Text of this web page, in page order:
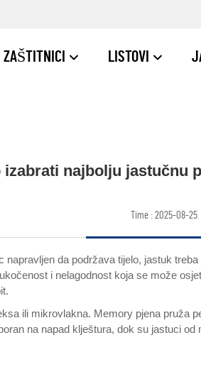
ZAŠTITNICI LISTOVI
izabrati najbolju jastučnu
Time : 2025-08-25
da podržava tijelo, jastuk
i nelagodnost koja se može
ili mikrovlakna. Memory pjena pruža
na napad klještura, dok su jastuci